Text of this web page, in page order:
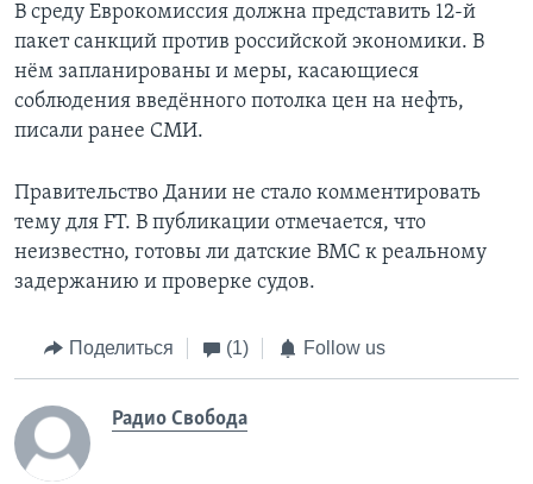
В среду Еврокомиссия должна представить 12-й
пакет санкций против российской экономики. В
нём запланированы и меры, касающиеся
соблюдения введённого потолка цен на нефть,
писали ранее СМИ.
Правительство Дании не стало комментировать
тему для FT. В публикации отмечается, что
неизвестно, готовы ли датские ВМС к реальному
задержанию и проверке судов.
Поделиться (1) Follow us
Радио Свобода